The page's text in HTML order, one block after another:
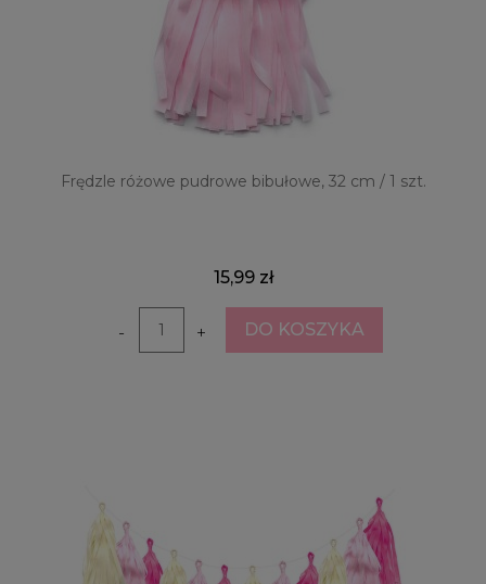
Frędzle różowe pudrowe bibułowe, 32 cm / 1 szt.
15,99 zł
- + DO KOSZYKA